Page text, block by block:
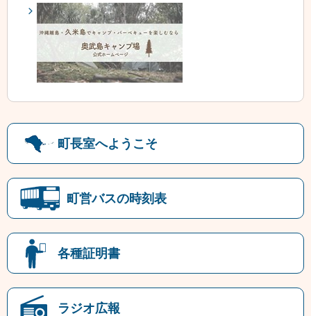
町長室へようこそ
町営バスの時刻表
各種証明書
ラジオ広報